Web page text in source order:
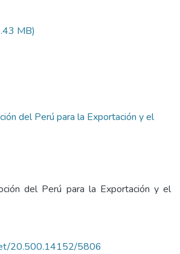
MB)
del Perú para la Exportación y el
del Perú para la Exportación y el
20.500.14152/5806